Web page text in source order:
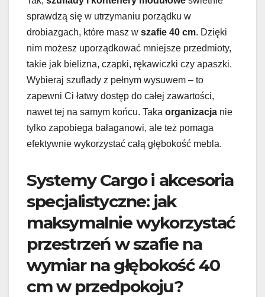
sprawdzą się w utrzymaniu porządku w
drobiazgach, które masz w szafie 40 cm. Dzięki
nim możesz uporządkować mniejsze przedmioty,
takie jak bielizna, czapki, rękawiczki czy apaszki.
Wybieraj szuflady z pełnym wysuwem – to
zapewni Ci łatwy dostęp do całej zawartości,
nawet tej na samym końcu. Taka organizacja nie
tylko zapobiega bałaganowi, ale też pomaga
efektywnie wykorzystać całą głębokość mebla.
Systemy Cargo i akcesoria
specjalistyczne: jak
maksymalnie wykorzystać
przestrzeń w szafie na
wymiar na głębokość 40
cm w przedpokoju?